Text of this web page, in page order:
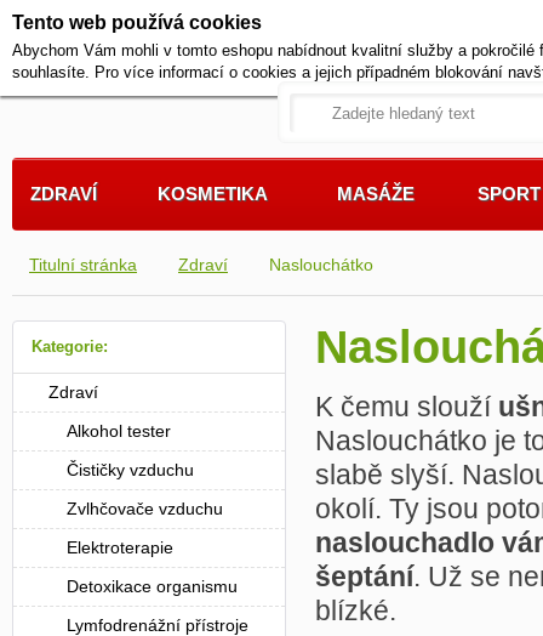
Titulní stránka Zdraví Naslouchátko
K čemu slouží
Naslouchátko je
slabě slyší.
okolí. Ty jsou
naslouchadlo
šeptání. Už se
blízké.
Kategorie:
Zdraví
Alkohol tester
Čističky vzduchu
Zvlhčovače vzduchu
Elektroterapie
Detoxikace organismu
Lymfodrenážní přístroje
Pracovní dny od 9 do 17
ZDRAVÍ KOSMETIKA MASÁŽE SPORT
Tento web používá cookies
Abychom Vám mohli v tomto eshopu nabídnout kvalitní služby a
souhlasíte. Pro více informací o cookies a jejich případném blokování